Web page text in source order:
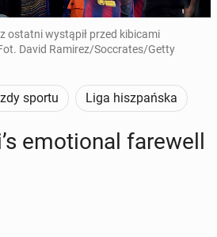
ostatni wystąpił przed kibicami
David Ramirez/Soccrates/Getty
sportu Liga hiszpańska
emo­tion­al farewell